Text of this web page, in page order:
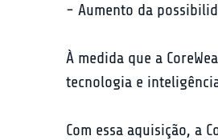
- Aumento da
À medida que a
tecnologia e
Com essa aquisição, a